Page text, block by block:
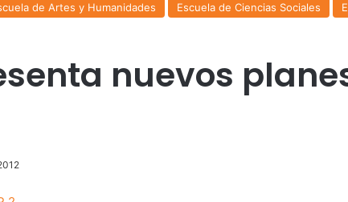
de Artes y Humanidades Escuela de Ciencias Sociales
nuevos